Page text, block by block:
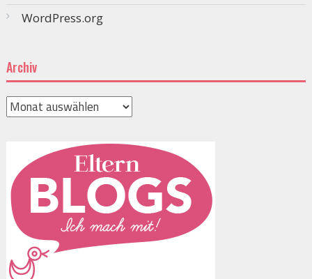
WordPress.org
Archiv
Archiv